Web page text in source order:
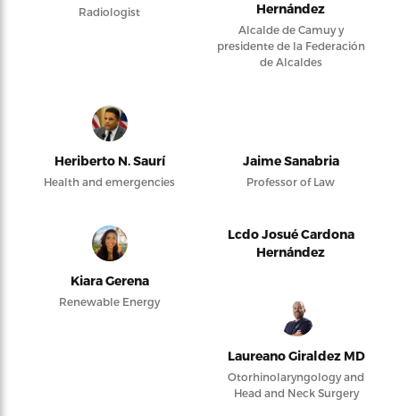
Radiologist
Hernández
Alcalde de Camuy y
presidente de la Federación
de Alcaldes
Heriberto N. Saurí
Health and emergencies
Jaime Sanabria
Professor of Law
Kiara Gerena
Renewable Energy
Lcdo Josué Cardona
Hernández
Laureano Giraldez MD
Otorhinolaryngology and
Head and Neck Surgery